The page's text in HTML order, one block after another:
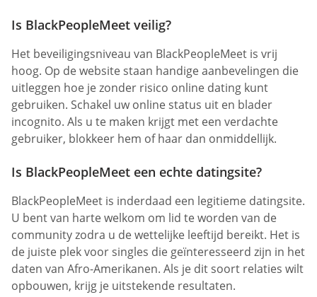
Is BlackPeopleMeet veilig?
Het beveiligingsniveau van BlackPeopleMeet is vrij
hoog. Op de website staan handige aanbevelingen die
uitleggen hoe je zonder risico online dating kunt
gebruiken. Schakel uw online status uit en blader
incognito. Als u te maken krijgt met een verdachte
gebruiker, blokkeer hem of haar dan onmiddellijk.
Is BlackPeopleMeet een echte datingsite?
BlackPeopleMeet is inderdaad een legitieme datingsite.
U bent van harte welkom om lid te worden van de
community zodra u de wettelijke leeftijd bereikt. Het is
de juiste plek voor singles die geïnteresseerd zijn in het
daten van Afro-Amerikanen. Als je dit soort relaties wilt
opbouwen, krijg je uitstekende resultaten.